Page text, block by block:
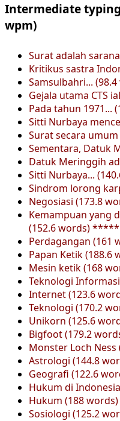
Intermediate
wpm)
Surat adalah
Kritikus sastra
Samsulbahri...
Gejala utama CTS
Pada tahun 1971...
Sitti Nurbaya
Surat secara
Sementara, Datuk
Datuk Meringgih
Sitti Nurbaya...
Sindrom lorong
Negosiasi (173.8
Kemampuan yang
(152.6 words) *****
Perdagangan (161
Papan Ketik
Mesin ketik (168
Teknologi
Internet (123.6
Teknologi (170.2
Unikorn (125.6
Bigfoot (179.2
Monster Loch
Astrologi (144.8
Geografi (122.6
Hukum di
Hukum (188
Sosiologi (125.2